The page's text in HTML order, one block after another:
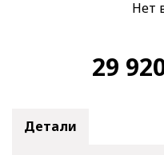
Нет
29
Детали